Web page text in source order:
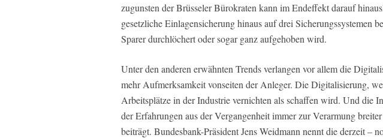
zugunsten der Brüsseler Bürokraten kann im Endeffekt darauf
gesetzliche Einlagensicherung hinaus auf drei Sicherungssystemen
Sparer durchlöchert oder sogar ganz aufgehoben wird.
Unter den anderen erwähnten Trends verlangen vor allem die
mehr Aufmerksamkeit vonseiten der Anleger. Die Digitalisierung,
Arbeitsplätze in der Industrie vernichten als schaffen wird. Und die
der Erfahrungen aus der Vergangenheit immer zur Verarmung
beiträgt. Bundesbank-Präsident Jens Weidmann nennt die derzeit –